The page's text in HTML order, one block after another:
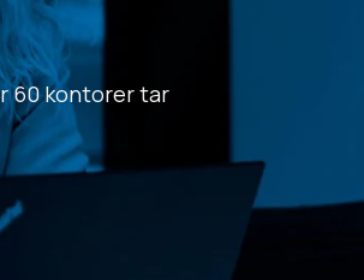
60 kontorer tar